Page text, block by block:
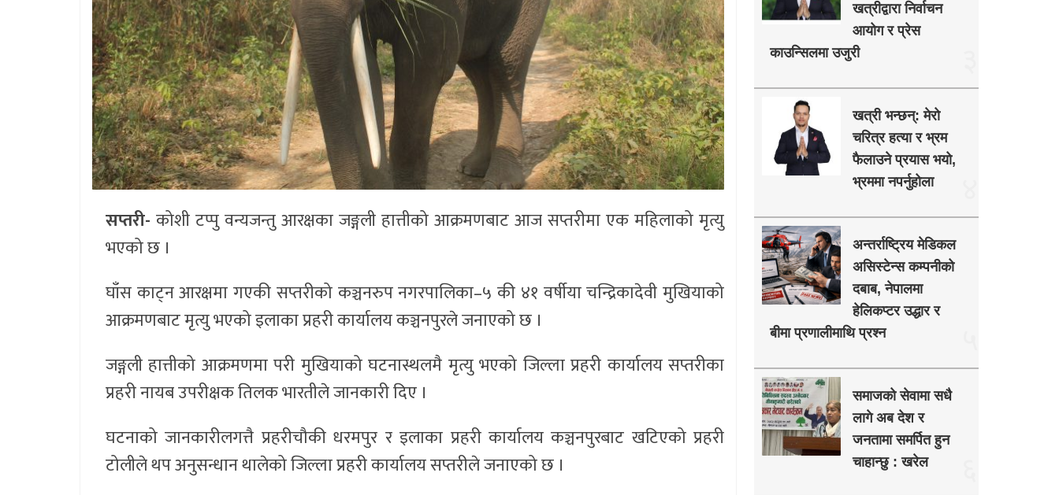
सप्तरी- कोशी टप्पु वन्यजन्तु आरक्षका जङ्गली हात्तीको आक्रमणबाट आज सप्तरीमा एक महिलाको मृत्यु
भएको छ ।
घाँस काट्न आरक्षमा गएकी सप्तरीको कञ्चनरुप नगरपालिका–५ की ४१ वर्षीया चन्द्रिकादेवी मुखियाको
आक्रमणबाट मृत्यु भएको इलाका प्रहरी कार्यालय कञ्चनपुरले जनाएको छ ।
जङ्गली हात्तीको आक्रमणमा परी मुखियाको घटनास्थलमै मृत्यु भएको जिल्ला प्रहरी कार्यालय सप्तरीका
प्रहरी नायब उपरीक्षक तिलक भारतीले जानकारी दिए ।
घटनाको जानकारीलगत्तै प्रहरीचौकी धरमपुर र इलाका प्रहरी कार्यालय कञ्चनपुरबाट खटिएको प्रहरी
टोलीले थप अनुसन्धान थालेको जिल्ला प्रहरी कार्यालय सप्तरीले जनाएको छ ।
खत्रीद्वारा निर्वाचन
आयोग र प्रेस
काउन्सिलमा उजुरी
खत्री भन्छन्: मेरो
चरित्र हत्या र भ्रम
फैलाउने प्रयास भयो,
भ्रममा नपर्नुहोला
अन्तर्राष्ट्रिय मेडिकल
असिस्टेन्स कम्पनीको
दबाब, नेपालमा
हेलिकप्टर उद्धार र
बीमा प्रणालीमाथि प्रश्न
समाजको सेवामा सधै
लागे अब देश र
जनतामा समर्पित हुन
चाहान्छु : खरेल